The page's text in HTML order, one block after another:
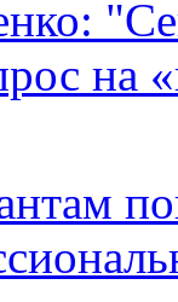
на